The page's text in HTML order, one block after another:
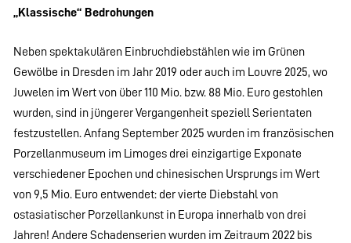
„Klassische“ Bedrohungen
Neben spektakulären Einbruchdiebstählen wie im Grünen
Gewölbe in Dresden im Jahr 2019 oder auch im Louvre 2025, wo
Juwelen im Wert von über 110 Mio. bzw. 88 Mio. Euro gestohlen
wurden, sind in jüngerer Vergangenheit speziell Serientaten
festzustellen. Anfang September 2025 wurden im französischen
Porzellanmuseum im Limoges drei einzigartige Exponate
verschiedener Epochen und chinesischen Ursprungs im Wert
von 9,5 Mio. Euro entwendet: der vierte Diebstahl von
ostasiatischer Porzellankunst in Europa innerhalb von drei
Jahren! Andere Schadenserien wurden im Zeitraum 2022 bis